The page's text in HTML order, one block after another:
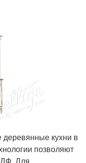
деревянные кухни в
позволяют
Для